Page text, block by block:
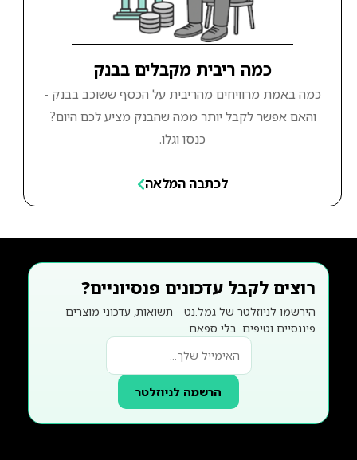
כמה ריבית מקבלים בבנק
כמה באמת מרוויחים מהריבית על הכסף ששוכב בבנק -
והאם אפשר לקבל יותר ממה שהבנק מציע לכם היום?
כנסו וגלו.
לכתבה המלאה
רוצים לקבל עדכונים פנסיוניים?
הירשמו לניוזלטר של גמל.נט - תשואות, עדכוני מוצרים
פיננסיים וטיפים. בלי ספאם.
הרשמה לניוזלטר